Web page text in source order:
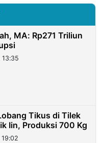
MA: Rp271 Triliun
Tikus di Tilek
Iin, Produksi 700 Kg